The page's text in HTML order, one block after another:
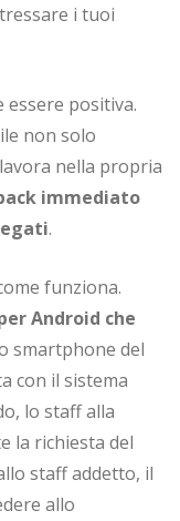
i tuoi
essere positiva.
non solo
nella propria
immediato
.
funziona.
Android che
smartphone del
con il sistema
lo staff alla
la richiesta del
staff addetto, il
allo